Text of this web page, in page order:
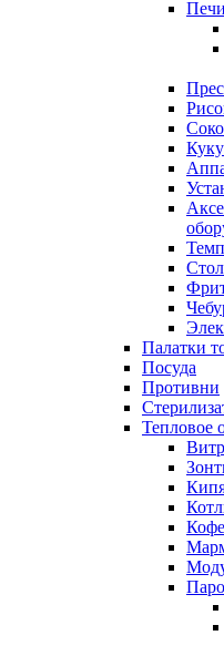
Палатки
Посуда
Противни
Тепловое